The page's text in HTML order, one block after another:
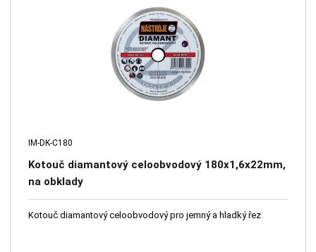
IM-DK-C180
Kotouč diamantový celoobvodový 180x1,6x22mm,
na obklady
Kotouč diamantový celoobvodový pro jemný a hladký řez